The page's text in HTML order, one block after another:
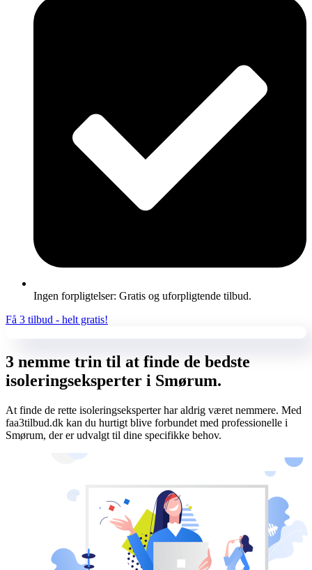
Ingen forpligtelser: Gratis og uforpligtende tilbud.
Få 3 tilbud - helt gratis!
3 nemme trin til at finde de bedste
isoleringseksperter i Smørum.
At finde de rette isoleringseksperter har aldrig været nemmere. Med
faa3tilbud.dk kan du hurtigt blive forbundet med professionelle i
Smørum, der er udvalgt til dine specifikke behov.